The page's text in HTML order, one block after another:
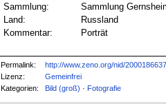
Sammlung:
Sammlung
Land:
Russland
Kommentar:
Porträt
Permalink:
http://www.zeno.org/nid/
Lizenz:
Gemeinfrei
Kategorien:
Bild (groß) · Fotografie